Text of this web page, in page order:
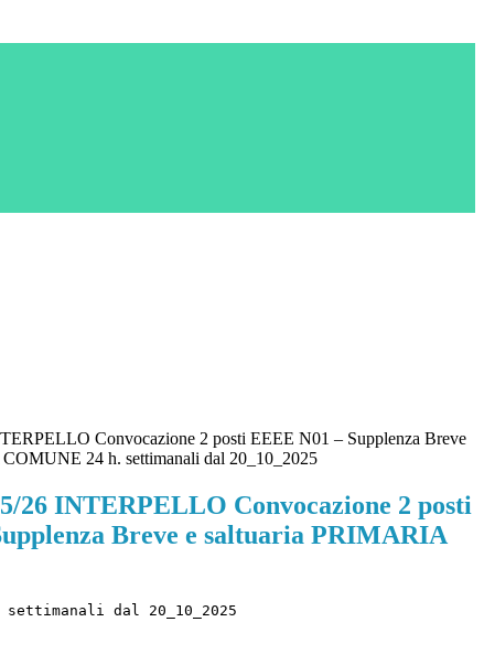
Convocazione 2 posti EEEE N01 – Supplenza Breve
24 h. settimanali dal 20_10_2025
26 INTERPELLO Convocazione 2 posti
Breve e saltuaria PRIMARIA
settimanali dal 20_10_2025